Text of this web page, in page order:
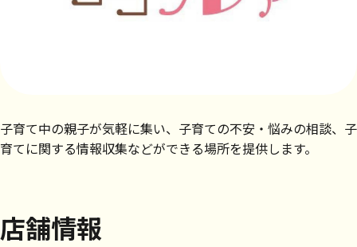
子育て中の親子が気軽に集い、子育ての不安・悩みの相談、子
育てに関する情報収集などができる場所を提供します。
店舗情報